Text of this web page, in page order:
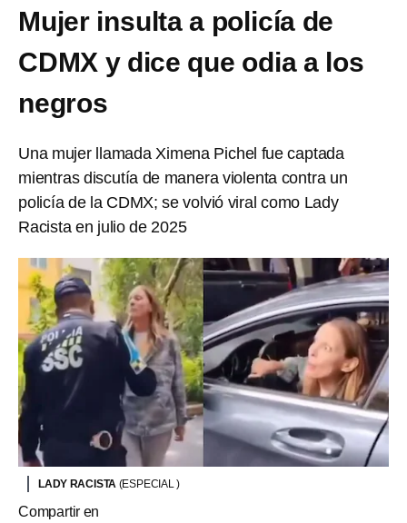
Mujer insulta a policía de
CDMX y dice que odia a los
negros
Una mujer llamada Ximena Pichel fue captada
mientras discutía de manera violenta contra un
policía de la CDMX; se volvió viral como Lady
Racista en julio de 2025
LADY RACISTA (ESPECIAL )
Compartir en